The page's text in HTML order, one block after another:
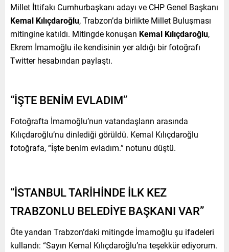
Millet İttifakı Cumhurbaşkanı adayı ve CHP Genel Başkanı
Kemal Kılıçdaroğlu, Trabzon’da birlikte Millet Buluşması
mitingine katıldı. Mitingde konuşan Kemal Kılıçdaroğlu,
Ekrem İmamoğlu ile kendisinin yer aldığı bir fotoğrafı
Twitter hesabından paylaştı.
“İŞTE BENİM EVLADIM”
Fotoğrafta İmamoğlu’nun vatandaşların arasında
Kılıçdaroğlu’nu dinlediği görüldü. Kemal Kılıçdaroğlu
fotoğrafa, “İşte benim evladım.” notunu düştü.
“İSTANBUL TARİHİNDE İLK KEZ
TRABZONLU BELEDİYE BAŞKANI VAR”
Öte yandan Trabzon’daki mitingde İmamoğlu şu ifadeleri
kullandı: “Sayın Kemal Kılıçdaroğlu’na teşekkür ediyorum.